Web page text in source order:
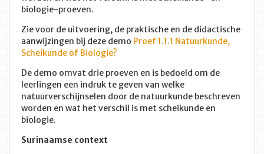
biologie-proeven.
Zie voor de uitvoering, de praktische en de didactische
aanwijzingen bij deze demo Proef 1.1.1 Natuurkunde,
Scheikunde of Biologie?
De demo omvat drie proeven en is bedoeld om de
leerlingen een indruk te geven van welke
natuurverschijnselen door de natuurkunde beschreven
worden en wat het verschil is met scheikunde en
biologie.
Surinaamse context